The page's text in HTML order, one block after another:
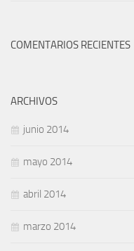
COMENTARIOS RECIENTES
ARCHIVOS
junio 2014
mayo 2014
abril 2014
marzo 2014